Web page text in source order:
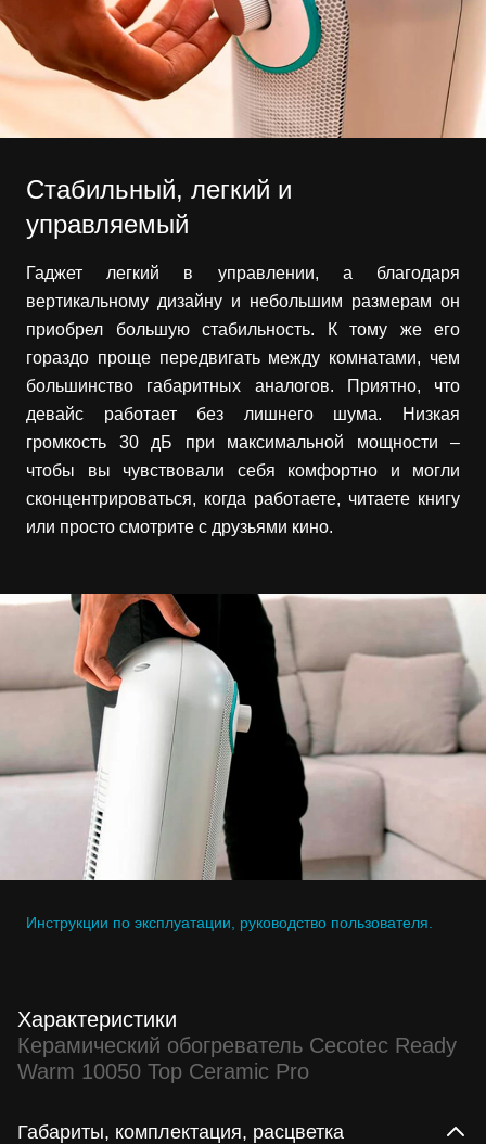
Стабильный, легкий и
управляемый
Гаджет легкий в управлении, а благодаря
вертикальному дизайну и небольшим размерам он
приобрел большую стабильность. К тому же его
гораздо проще передвигать между комнатами, чем
большинство габаритных аналогов. Приятно, что
девайс работает без лишнего шума. Низкая
громкость 30 дБ при максимальной мощности –
чтобы вы чувствовали себя комфортно и могли
сконцентрироваться, когда работаете, читаете книгу
или просто смотрите с друзьями кино.
Инструкции по эксплуатации, руководство пользователя.
Характеристики
Керамический обогреватель Cecotec Ready
Warm 10050 Top Ceramic Pro
Габариты, комплектация, расцветка